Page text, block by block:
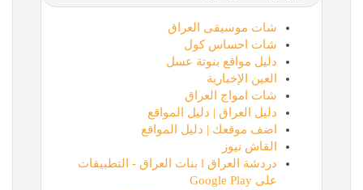
شات موسيقى العراق
شات احساس كول
دليل مواقع بنوتة عسل
العين الإخبارية
شات امواج العراق
دليل العراق | دليل المواقع
اضف موقعك | دليل المواقع
القاش نيوز
دردشة العراق l بنات العراق - التطبيقات
على Google Play